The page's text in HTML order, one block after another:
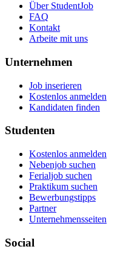
Über StudentJob
FAQ
Kontakt
Arbeite mit uns
Unternehmen
Job inserieren
Kostenlos anmelden
Kandidaten finden
Studenten
Kostenlos anmelden
Nebenjob suchen
Ferialjob suchen
Praktikum suchen
Bewerbungstipps
Partner
Unternehmensseiten
Social